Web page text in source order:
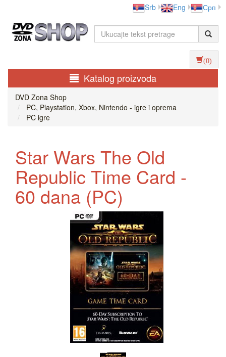
Srb Eng Срп
(0)
Katalog proizvoda
DVD Zona Shop
PC, Playstation, Xbox, Nintendo - igre i oprema
PC igre
Star Wars The Old
Republic Time Card -
60 dana (PC)